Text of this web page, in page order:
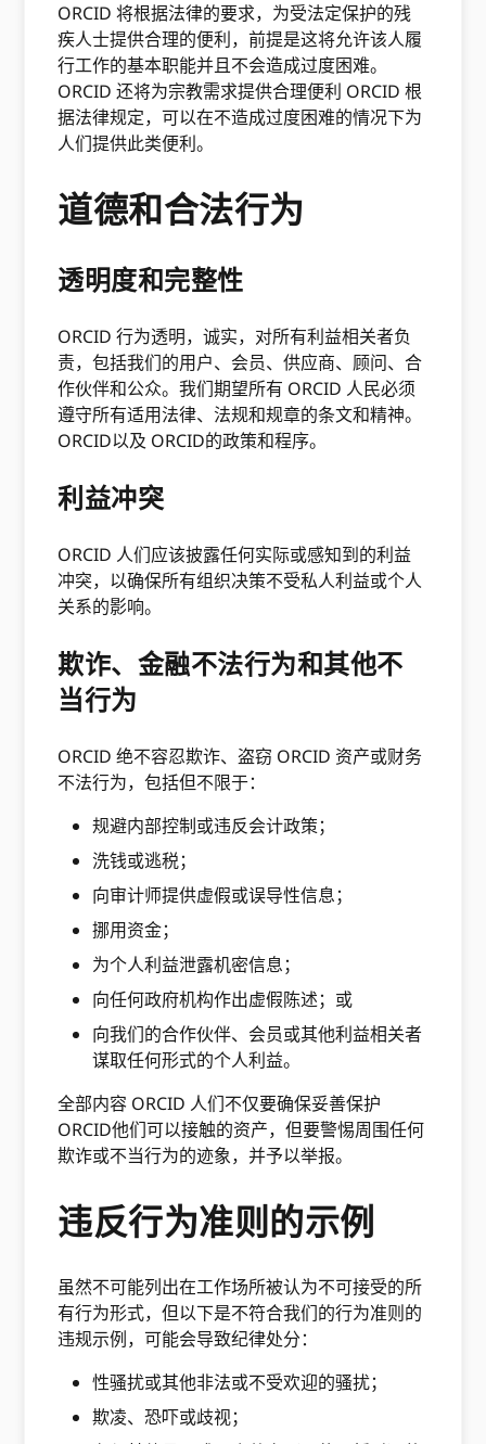
ORCID 将根据法律的要求，为受法定保护的残
疾人士提供合理的便利，前提是这将允许该人履
行工作的基本职能并且不会造成过度困难。
ORCID 还将为宗教需求提供合理便利 ORCID 根
据法律规定，可以在不造成过度困难的情况下为
人们提供此类便利。
道德和合法行为
透明度和完整性
ORCID 行为透明，诚实，对所有利益相关者负
责，包括我们的用户、会员、供应商、顾问、合
作伙伴和公众。我们期望所有 ORCID 人民必须
遵守所有适用法律、法规和规章的条文和精神。
ORCID以及 ORCID的政策和程序。
利益冲突
ORCID 人们应该披露任何实际或感知到的利益
冲突，以确保所有组织决策不受私人利益或个人
关系的影响。
欺诈、金融不法行为和其他不
当行为
ORCID 绝不容忍欺诈、盗窃 ORCID 资产或财务
不法行为，包括但不限于：
规避内部控制或违反会计政策；
洗钱或逃税；
向审计师提供虚假或误导性信息；
挪用资金；
为个人利益泄露机密信息；
向任何政府机构作出虚假陈述；或
向我们的合作伙伴、会员或其他利益相关者
谋取任何形式的个人利益。
全部内容 ORCID 人们不仅要确保妥善保护
ORCID他们可以接触的资产，但要警惕周围任何
欺诈或不当行为的迹象，并予以举报。
违反行为准则的示例
虽然不可能列出在工作场所被认为不可接受的所
有行为形式，但以下是不符合我们的行为准则的
违规示例，可能会导致纪律处分：
性骚扰或其他非法或不受欢迎的骚扰；
欺凌、恐吓或歧视；